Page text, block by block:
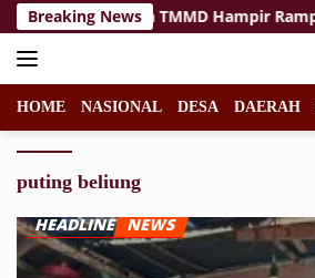
Langsung
ke
konten
Breaking News
Rest Area TMMD Hampir Rampung
HOME NASIONAL DESA DAERAH
puting beliung